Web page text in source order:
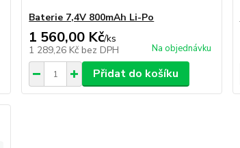
Baterie 7,4V 800mAh Li-Po
1 560,00 Kč/ks
1 289,26 Kč bez DPH Na objednávku
Přidat do košíku